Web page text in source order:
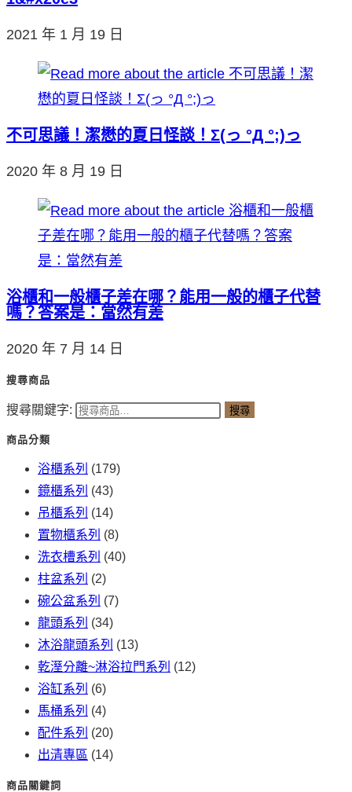
2021 年 1 月 19 日
不可思議！潔懋的夏日怪談！Σ(っ °Д °;)っ
2020 年 8 月 19 日
浴櫃和一般櫃子差在哪？能用一般的櫃子代替
嗎？答案是：當然有差
2020 年 7 月 14 日
搜尋商品
搜尋關鍵字: 搜尋
商品分類
浴櫃系列 (179)
鏡櫃系列 (43)
吊櫃系列 (14)
置物櫃系列 (8)
洗衣槽系列 (40)
柱盆系列 (2)
碗公盆系列 (7)
龍頭系列 (34)
沐浴龍頭系列 (13)
乾溼分離~淋浴拉門系列 (12)
浴缸系列 (6)
馬桶系列 (4)
配件系列 (20)
出清專區 (14)
商品關鍵詞